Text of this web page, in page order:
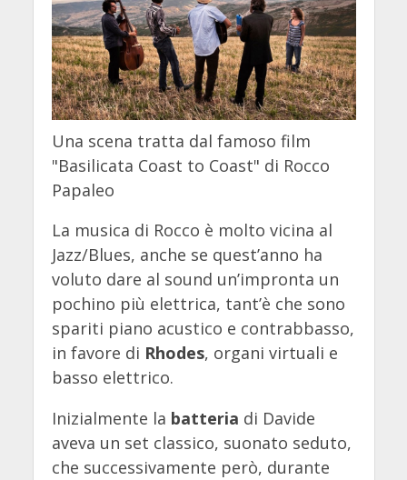
Una scena tratta dal famoso film
"Basilicata Coast to Coast" di Rocco
Papaleo
La musica di Rocco è molto vicina al
Jazz/Blues, anche se quest’anno ha
voluto dare al sound un’impronta un
pochino più elettrica, tant’è che sono
spariti piano acustico e contrabbasso,
in favore di Rhodes, organi virtuali e
basso elettrico.
Inizialmente la batteria di Davide
aveva un set classico, suonato seduto,
che successivamente però, durante